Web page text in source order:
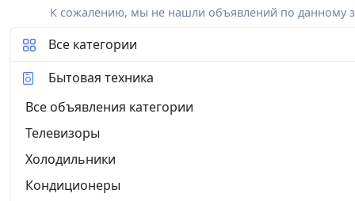
К сожалению, мы не нашли объявлений по данному
Все категории
Бытовая техника
Все объявления категории
Телевизоры
Холодильники
Кондиционеры